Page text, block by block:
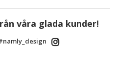
våra glada kunder!